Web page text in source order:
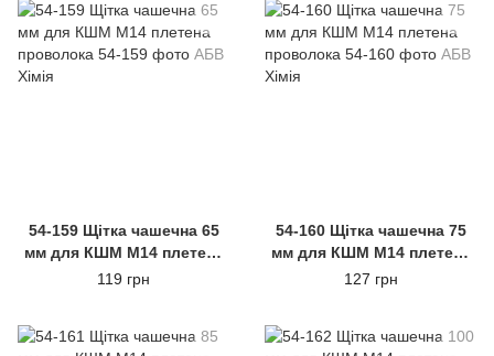
54-159 Щітка чашечна 65
мм для КШМ М14 плетена
проволока
119 грн
54-160 Щітка чашечна 75
мм для КШМ М14 плетена
проволока
127 грн